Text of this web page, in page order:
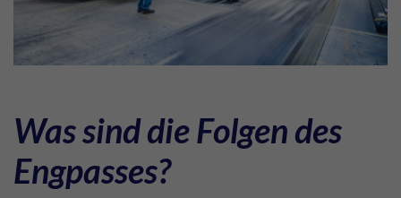
Was sind die Folgen des
Engpasses?